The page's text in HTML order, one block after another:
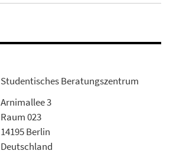
Studentisches Beratungszentrum
Arnimallee 3
Raum 023
14195 Berlin
Deutschland